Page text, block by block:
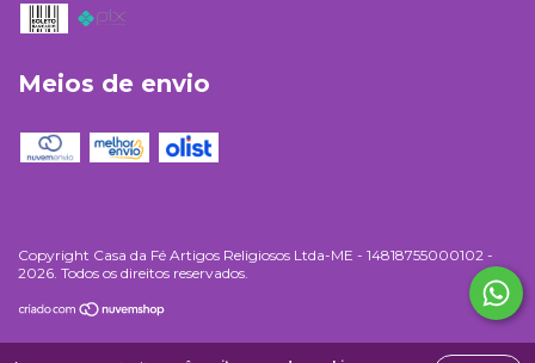
Meios de envio
Copyright Casa da Fé Artigos Religiosos Ltda-ME - 14818755000102 -
2026. Todos os direitos reservados.